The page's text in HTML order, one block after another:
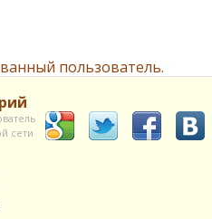
пользователь.
сети